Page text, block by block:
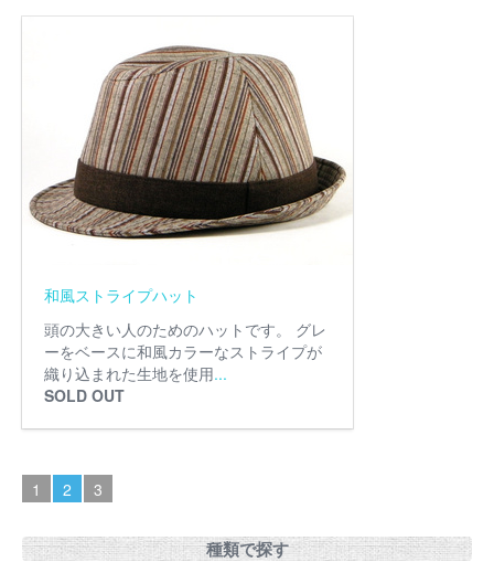
和風ストライプハット
頭の大きい人のためのハットです。 グレ
ーをベースに和風カラーなストライプが
織り込まれた生地を使用...
SOLD OUT
1 2 3
種類で探す